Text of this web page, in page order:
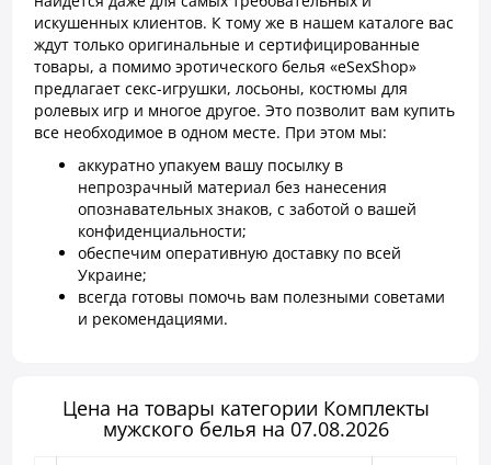
искушенных клиентов. К тому же в нашем каталоге вас
ждут только оригинальные и сертифицированные
товары, а помимо эротического белья «eSexShop»
предлагает секс-игрушки, лосьоны, костюмы для
ролевых игр и многое другое. Это позволит вам купить
все необходимое в одном месте. При этом мы:
аккуратно упакуем вашу посылку в
непрозрачный материал без нанесения
опознавательных знаков, с заботой о вашей
конфиденциальности;
обеспечим оперативную доставку по всей
Украине;
всегда готовы помочь вам полезными советами
и рекомендациями.
Цена на товары категории Комплекты
мужского белья на 07.08.2026